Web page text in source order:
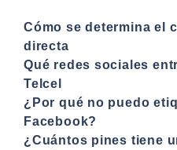
Cómo se determina el
directa
Qué redes sociales
Telcel
¿Por qué no puedo
Facebook?
¿Cuántos pines tiene